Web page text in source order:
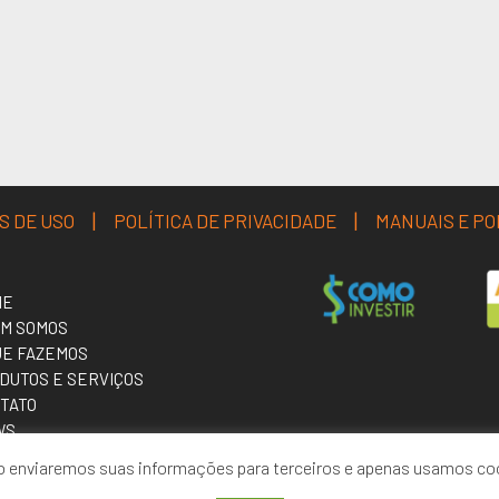
DE USO | POLÍTICA DE PRIVACIDADE | MANUAIS E
SOMOS
FAZEMOS
E SERVIÇOS
DO CLIENTE
suas informações para terceiros e apenas usamos